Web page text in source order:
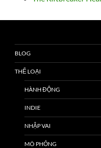
BLOG
THỂ LOẠI
HÀNH ĐỘNG
INDIE
NHẬP VAI
MÔ PHỎNG